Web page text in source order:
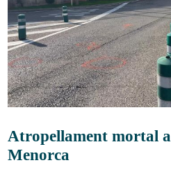
Atropellament mortal
Menorca